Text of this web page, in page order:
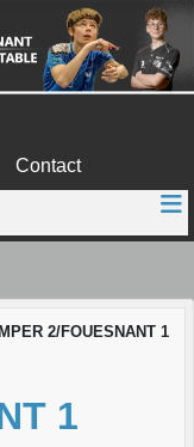
Contact
2/FOUESNANT 1
1